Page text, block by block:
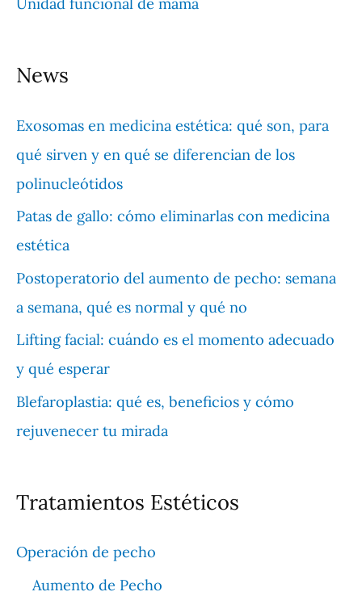
News
Exosomas en medicina estética: qué son, para
qué sirven y en qué se diferencian de los
polinucleótidos
Patas de gallo: cómo eliminarlas con medicina
estética
Postoperatorio del aumento de pecho: semana
a semana, qué es normal y qué no
Lifting facial: cuándo es el momento adecuado
y qué esperar
Blefaroplastia: qué es, beneficios y cómo
rejuvenecer tu mirada
Tratamientos Estéticos
Operación de pecho
Aumento de Pecho